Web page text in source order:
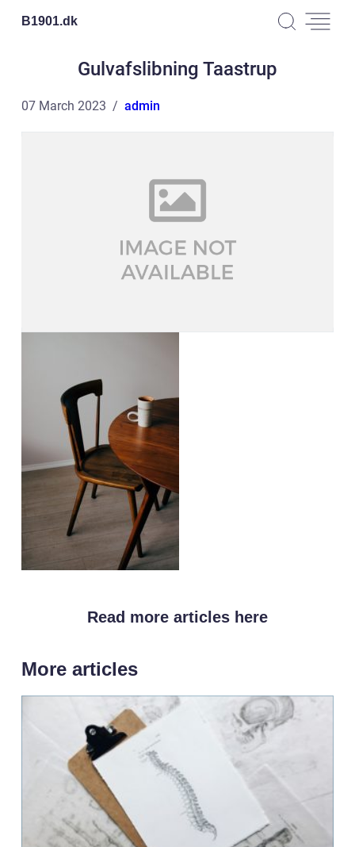
B1901.dk
Gulvafslibning Taastrup
07 March 2023 admin
Read more articles here
More articles